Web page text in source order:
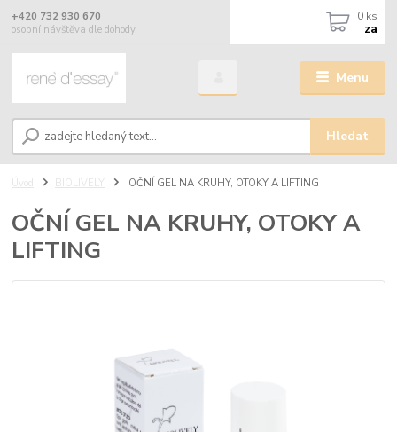
Menu
Hledat
+420 732 930 670
osobní návštěva dle dohody
0 ks
za
Úvod BIOLIVELY OČNÍ GEL NA KRUHY, OTOKY A LIFTING
OČNÍ GEL NA KRUHY, OTOKY A
LIFTING